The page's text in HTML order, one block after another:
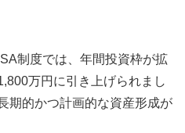
制度では、年間投資枠が拡
万円に引き上げられまし
期的かつ計画的な資産形成が